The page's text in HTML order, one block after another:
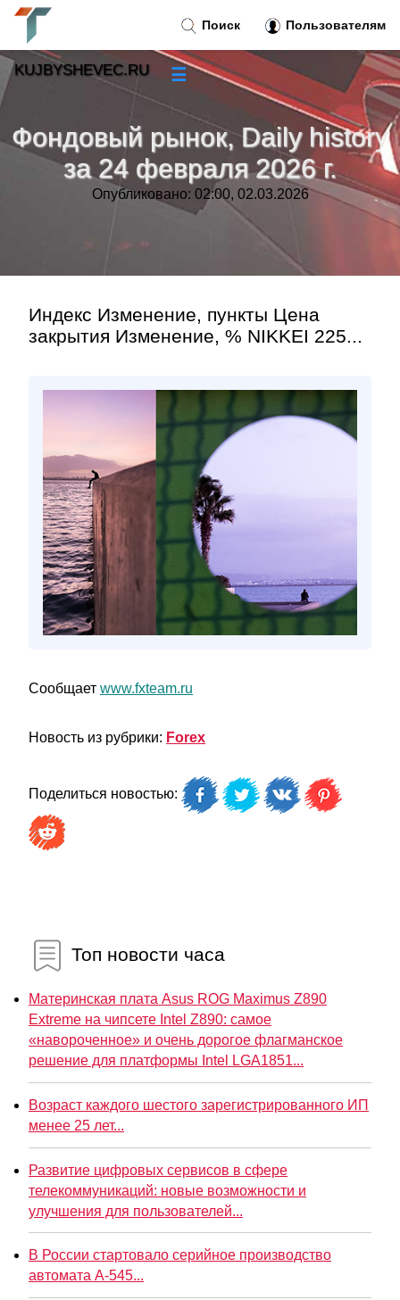
Фондовый рынок, Daily history
за 24 февраля 2026 г.
Опубликовано: 02:00, 02.03.2026
Индекс Изменение, пункты Цена
закрытия Изменение, % NIKKEI 225...
Сообщает www.fxteam.ru
Новость из рубрики: Forex
Поделиться новостью:
Топ новости часа
Материнская плата Asus ROG Maximus Z890
Extreme на чипсете Intel Z890: самое
«навороченное» и очень дорогое флагманское
решение для платформы Intel LGA1851...
Возраст каждого шестого зарегистрированного ИП
менее 25 лет...
Развитие цифровых сервисов в сфере
телекоммуникаций: новые возможности и
улучшения для пользователей...
В России стартовало серийное производство
автомата А-545...
Поиск Пользователям
KUJBYSHEVEC.RU ☰
»
Тренды новостей »
»
Контакт»